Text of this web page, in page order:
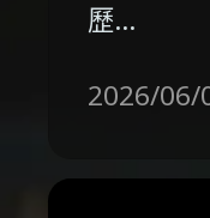
歷…
2026/06/